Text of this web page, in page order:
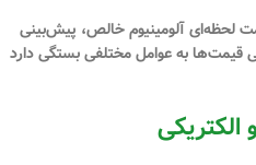
لحظه‌ای آلومینیوم خالص، پیش‌بینی
قیمت‌ها به عوامل مختلفی بستگی دارد